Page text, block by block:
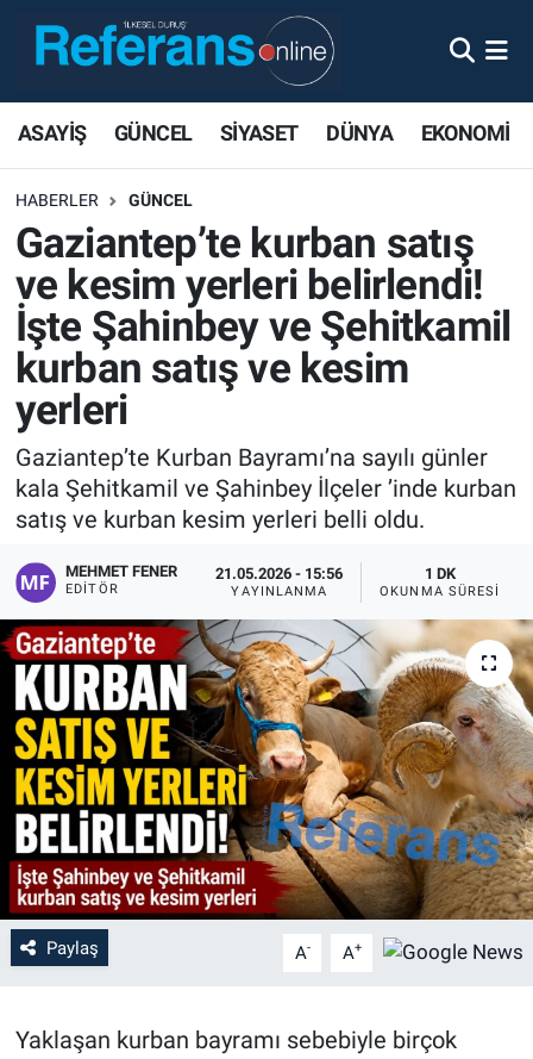
ASAYİŞ GÜNCEL SİYASET DÜNYA EKONOMİ
HABERLER GÜNCEL
Gaziantep’te kurban satış
ve kesim yerleri belirlendi!
İşte Şahinbey ve Şehitkamil
kurban satış ve kesim
yerleri
Gaziantep’te Kurban Bayramı’na sayılı günler
kala Şehitkamil ve Şahinbey İlçeler ’inde kurban
satış ve kurban kesim yerleri belli oldu.
MEHMET FENER
EDITÖR
21.05.2026 - 15:56
YAYINLANMA
1 DK
OKUNMA SÜRESI
Paylaş A- A+
Yaklaşan kurban bayramı sebebiyle birçok